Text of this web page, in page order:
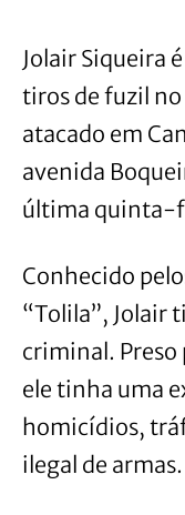
Jolair Siqueira
tiros de fuzil
atacado em
avenida
última quinta-
Conhecido
“Tolila”, Jolair
criminal. Preso
ele tinha uma
homicídios,
ilegal de armas.